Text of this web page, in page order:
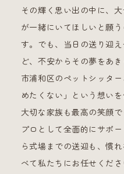
その輝く思い出の中に、
が一緒にいてほしいと願
す。でも、当日の送り迎
ど、不安からその夢をあ
市浦和区のペットシッタ
めたくない」という想い
大切な家族も最高の笑顔
プロとして全面的にサポ
ら式場までの送迎も、慣
べて私たちにお任せくだ